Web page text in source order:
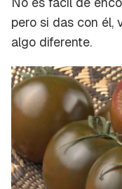
pero si das con él,
algo diferente.